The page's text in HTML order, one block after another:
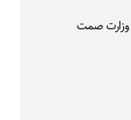
وزارت صمت